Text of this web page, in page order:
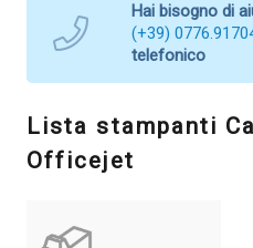
Hai bisogno di
(+39)
telefonico
Lista stampanti
Officejet